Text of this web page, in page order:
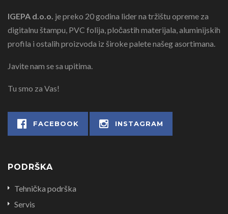
IGEPA d.o.o. je preko 20 godina lider na tržištu opreme za
digitalnu štampu, PVC folija, pločastih materijala, aluminijskih
profila i ostalih proizvoda iz široke palete našeg asortimana.
Javite nam se sa upitima.
Tu smo za Vas!
FACEBOOK INSTAGRAM
PODRŠKA
Tehnička podrška
Servis